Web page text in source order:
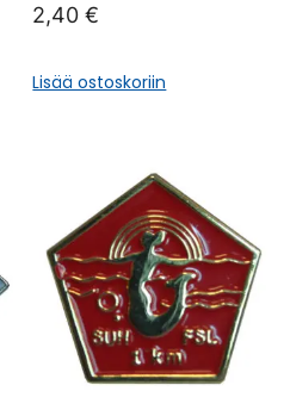
2,40€
Lisää ostoskoriin